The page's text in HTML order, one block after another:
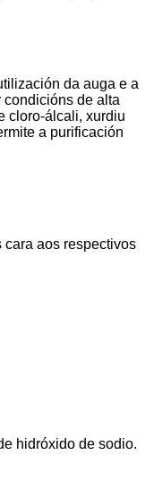
da auga e a
condicións de alta
cloro-álcali, xurdiu
a purificación
cara aos respectivos
hidróxido de sodio.